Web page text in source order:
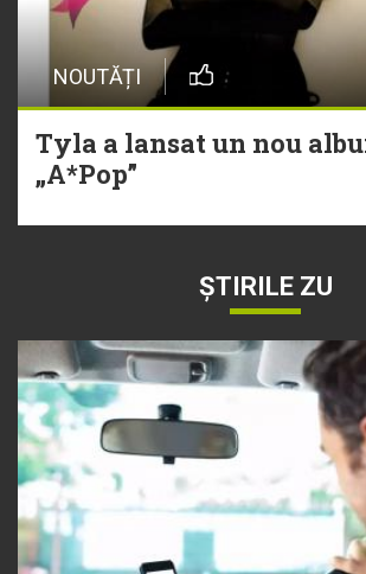
NOUTĂȚI
Tyla a lansat un nou
„A*Pop”
ȘTIRILE ZU